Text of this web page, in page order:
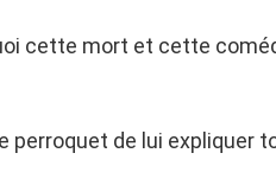
cette mort et cette
perroquet de lui expliquer